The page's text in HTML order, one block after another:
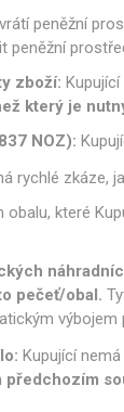
peněžní
peněžní
zboží:
který je
NOZ):
rychlé zkáze,
obalu, které
pečeť/obal.
výbojem
Kupující
předchozím